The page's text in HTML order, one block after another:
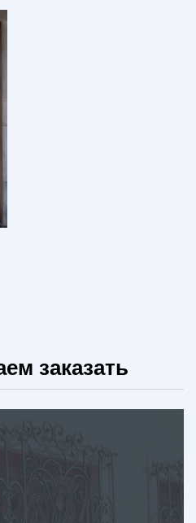
заказать